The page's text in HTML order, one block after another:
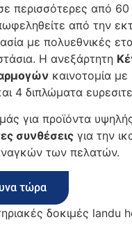
περισσότερες από
από την
με πολυεθνικές
Η ανεξάρτητη
καινοτομία
4 διπλώματα
για προϊόντα
συνθέσεις για την
των πελατών.
τώρα